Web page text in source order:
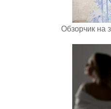
Обзорчик на